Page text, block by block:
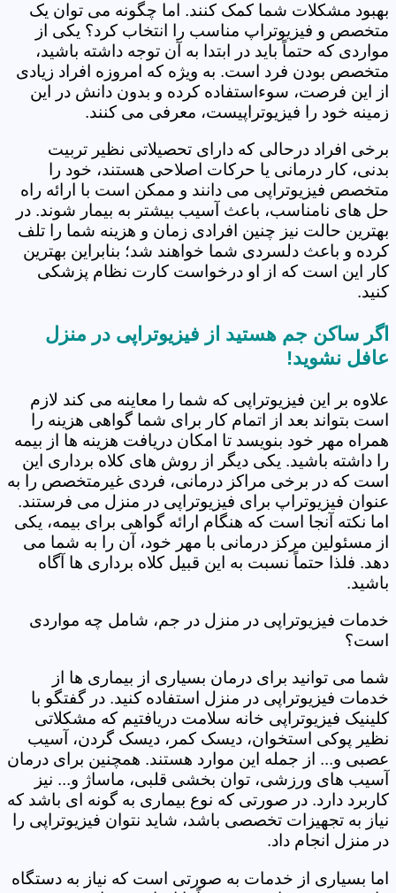
بهبود مشکلات شما کمک کنند. اما چگونه می توان یک
متخصص و فیزیوتراپ مناسب را انتخاب کرد؟ یکی از
مواردی که حتماً باید در ابتدا به آن توجه داشته باشید،
متخصص بودن فرد است. به ویژه که امروزه افراد زیادی
از این فرصت، سوءاستفاده کرده و بدون دانش در این
زمینه خود را فیزیوتراپیست، معرفی می کنند.
برخی افراد درحالی که دارای تحصیلاتی نظیر تربیت
بدنی، کار درمانی یا حرکات اصلاحی هستند، خود را
متخصص فیزیوتراپی می دانند و ممکن است با ارائه راه
حل های نامناسب، باعث آسیب بیشتر به بیمار شوند. در
بهترین حالت نیز چنین افرادی زمان و هزینه شما را تلف
کرده و باعث دلسردی شما خواهند شد؛ بنابراین بهترین
کار این است که از او درخواست کارت نظام پزشکی
کنید.
اگر ساکن جم هستید از فیزیوتراپی در منزل
عافل نشوید!
علاوه بر این فیزیوتراپی که شما را معاینه می کند لازم
است بتواند بعد از اتمام کار برای شما گواهی هزینه را
همراه مهر خود بنویسد تا امکان دریافت هزینه ها از بیمه
را داشته باشید. یکی دیگر از روش های کلاه برداری این
است که در برخی مراکز درمانی، فردی غیرمتخصص را به
عنوان فیزیوتراپ برای فیزیوتراپی در منزل می فرستند.
اما نکته آنجا است که هنگام ارائه گواهی برای بیمه، یکی
از مسئولین مرکز درمانی با مهر خود، آن را به شما می
دهد. فلذا حتماً نسبت به این قبیل کلاه برداری ها آگاه
باشید.
خدمات فیزیوتراپی در منزل در جم، شامل چه مواردی
است؟
شما می توانید برای درمان بسیاری از بیماری ها از
خدمات فیزیوتراپی در منزل استفاده کنید. در گفتگو با
کلینیک فیزیوتراپی خانه سلامت دریافتیم که مشکلاتی
نظیر پوکی استخوان، دیسک کمر، دیسک گردن، آسیب
عصبی و... از جمله این موارد هستند. همچنین برای درمان
آسیب های ورزشی، توان بخشی قلبی، ماساژ و... نیز
کاربرد دارد. در صورتی که نوع بیماری به گونه ای باشد که
نیاز به تجهیزات تخصصی باشد، شاید نتوان فیزیوتراپی را
در منزل انجام داد.
اما بسیاری از خدمات به صورتی است که نیاز به دستگاه